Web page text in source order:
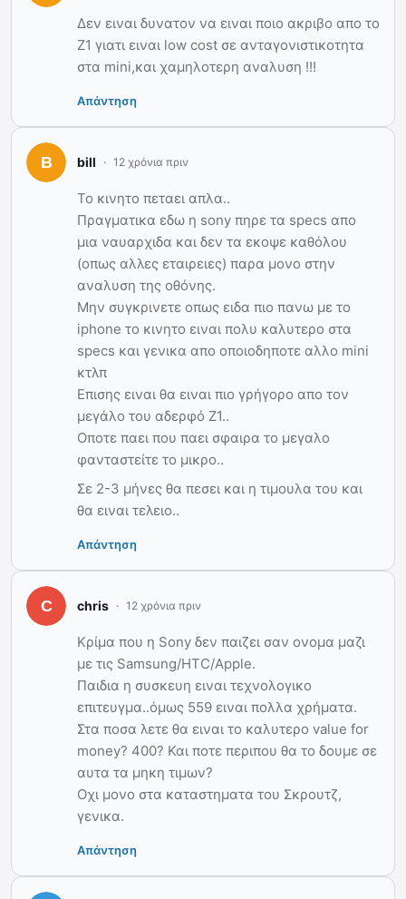
Δεν ειναι δυνατον να ειναι ποιο ακριβο απο το
Ζ1 γιατι ειναι low cost σε ανταγονιστικοτητα
στα mini,και χαμηλοτερη αναλυση !!!
Απάντηση
bill 12 χρόνια πριν
Το κινητο πεταει απλα..
Πραγματικα εδω η sony πηρε τα specs απο
μια ναυαρχιδα και δεν τα εκοψε καθόλου
(οπως αλλες εταιρειες) παρα μονο στην
αναλυση της οθόνης.
Μην συγκρινετε οπως ειδα πιο πανω με το
iphone το κινητο ειναι πολυ καλυτερο στα
specs και γενικα απο οποιοδηποτε αλλο mini
κτλπ
Επισης ειναι θα ειναι πιο γρήγορο απο τον
μεγάλο του αδερφό Ζ1..
Οποτε παει που παει σφαιρα το μεγαλο
φανταστείτε το μικρο..
Σε 2-3 μήνες θα πεσει και η τιμουλα του και
θα ειναι τελειο..
Απάντηση
chris 12 χρόνια πριν
Κρίμα που η Sony δεν παιζει σαν ονομα μαζι
με τις Samsung/HTC/Apple.
Παιδια η συσκευη ειναι τεχνολογικο
επιτευγμα..όμως 559 ειναι πολλα χρήματα.
Στα ποσα λετε θα ειναι το καλυτερο value for
money? 400? Και ποτε περιπου θα το δουμε σε
αυτα τα μηκη τιμων?
Οχι μονο στα καταστηματα του Σκρουτζ,
γενικα.
Απάντηση